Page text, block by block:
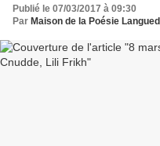
Publié le 07/03/2017 à 09:30
Par Maison de la Poésie